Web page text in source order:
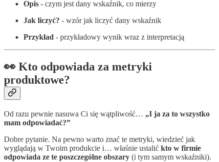
Opis - czym jest dany wskaźnik, co mierzy
Jak liczyć? - wzór jak liczyć dany wskaźnik
Przykład - przykładowy wynik wraz z interpretacją
👀 Kto odpowiada za metryki
produktowe?
Od razu pewnie nasuwa Ci się wątpliwość… „I ja za to wszystko
mam odpowiadać?”
Dobre pytanie. Na pewno warto znać te metryki, wiedzieć jak
wyglądają w Twoim produkcie i… właśnie ustalić kto w firmie
odpowiada ze te poszczególne obszary (i tym samym wskaźniki).